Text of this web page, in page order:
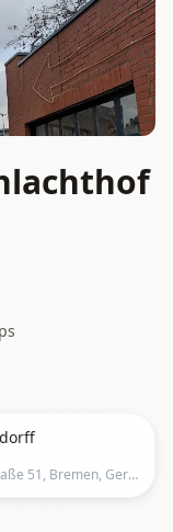
Veganes Küchen Kollektiv, Findorffstraße 51, Bremen, Germany